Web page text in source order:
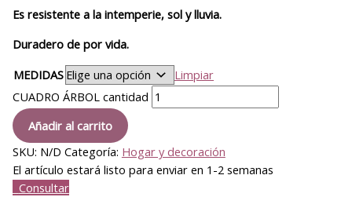
Es resistente a la intemperie, sol y lluvia.
Duradero de por vida.
MEDIDAS
Limpiar
CUADRO ÁRBOL cantidad
Añadir al carrito
SKU: N/D Categoría: Hogar y decoración
El artículo estará listo para enviar en 1-2 semanas
Consultar